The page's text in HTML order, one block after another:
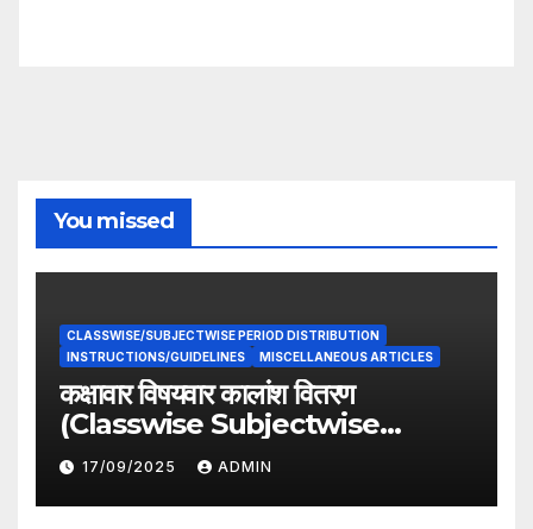
You missed
CLASSWISE/SUBJECTWISE PERIOD DISTRIBUTION
INSTRUCTIONS/GUIDELINES
MISCELLANEOUS ARTICLES
कक्षावार विषयवार कालांश वितरण
(Classwise Subjectwise
period distribution)
17/09/2025 ADMIN